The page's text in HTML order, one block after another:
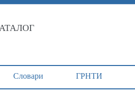
Cловари ГРНТИ